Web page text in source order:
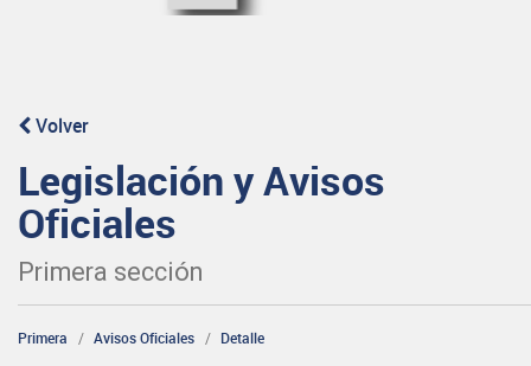
Volver
Legislación y Avisos
Oficiales
Primera sección
Primera Avisos Oficiales Detalle